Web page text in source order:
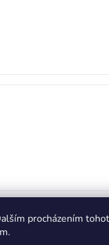
procházením
pomůžeme!📞😊